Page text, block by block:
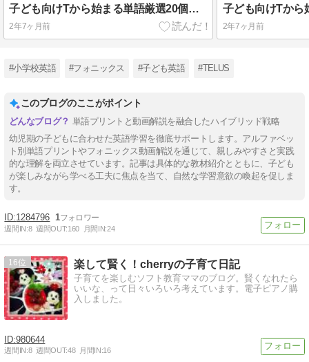
子ども向けTから始まる単語厳選20個とプリント無料ダウンロード
2年7ヶ月前 2年7ヶ月前
#小学校英語 #フォニックス #子ども英語 #TELUS
このブログのここがポイント
単語プリントと動画解説を融合したハイブリッド戦略
幼児期の子どもに合わせた英語学習を徹底サポートします。アルファベッ
ト別単語プリントやフォニックス動画解説を通じて、親しみやすさと実践
的な理解を両立させています。記事は具体的な教材紹介とともに、子ども
が楽しみながら学べる工夫に焦点を当て、自然な学習意欲の喚起を促しま
す。
1284796 1
週間IN:8 週間OUT:160 月間IN:24
16 楽して賢く！cherryの子育て日記
子育てを楽しむソフト教育ママのブログ。賢くなれたら
いいな、って日々いろいろ考えています。電子ピアノ購
入しました。
980644
週間IN:8 週間OUT:48 月間IN:16